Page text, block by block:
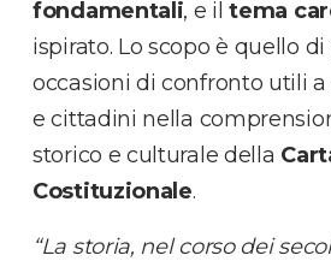
fondamentali, e iltema
ispirato. Lo scopo è quello
occasioni di confronto utili
e cittadini nella
storico e culturale della
Costituzionale.
“La storia, nel corso dei